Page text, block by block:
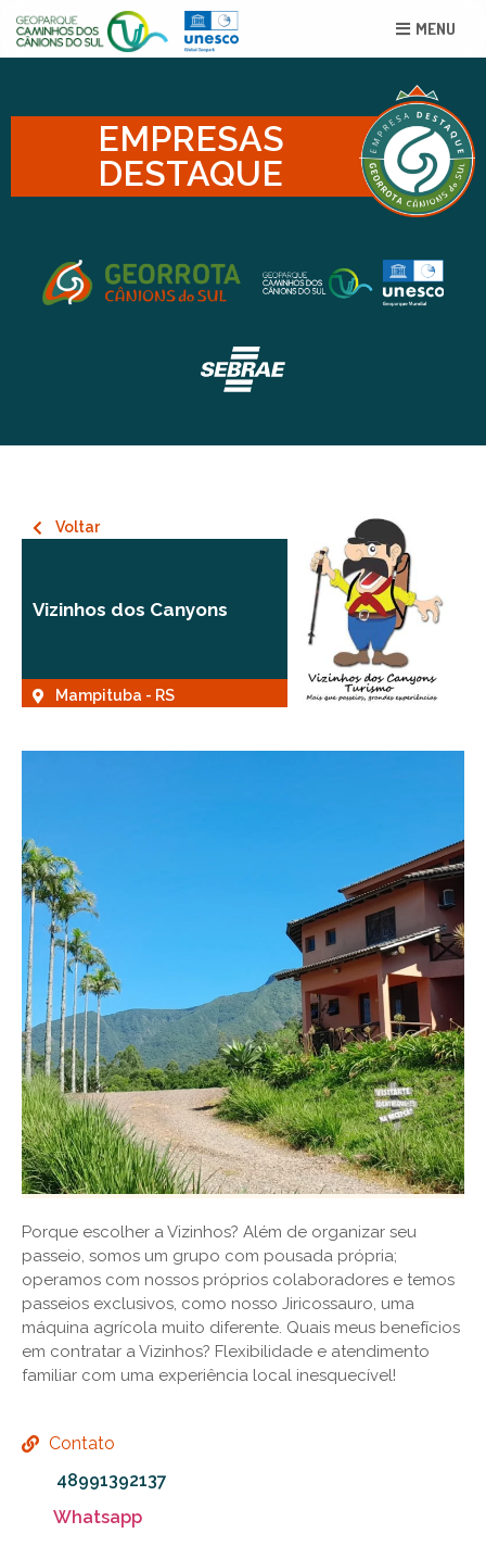
MENU
EMPRESAS
DESTAQUE
Voltar
Vizinhos dos Canyons
Mampituba - RS
Porque escolher a Vizinhos? Além de organizar seu
passeio, somos um grupo com pousada própria;
operamos com nossos próprios colaboradores e temos
passeios exclusivos, como nosso Jiricossauro, uma
máquina agrícola muito diferente. Quais meus benefícios
em contratar a Vizinhos? Flexibilidade e atendimento
familiar com uma experiência local inesquecível!
Contato
48991392137
Whatsapp